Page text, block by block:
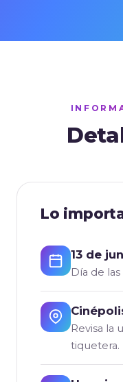
Lo
13 de
Día de
Revisa la
tiquetera.